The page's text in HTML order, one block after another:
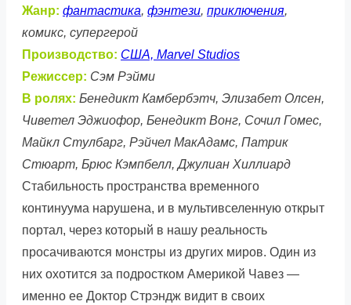
Жанр: фантастика, фэнтези, приключения,
комикс, супергерой
Производство: США, Marvel Studios
Режиссер: Сэм Рэйми
В ролях: Бенедикт Камбербэтч, Элизабет Олсен,
Чиветел Эджиофор, Бенедикт Вонг, Сочил Гомес,
Майкл Стулбарг, Рэйчел МакАдамс, Патрик
Стюарт, Брюс Кэмпбелл, Джулиан Хиллиард
Стабильность пространства временного
континуума нарушена, и в мультивселенную открыт
портал, через который в нашу реальность
просачиваются монстры из других миров. Один из
них охотится за подростком Америкой Чавез —
именно ее Доктор Стрэндж видит в своих